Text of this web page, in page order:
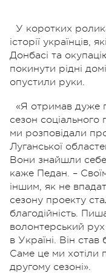
У коротких
історії українців,
Донбасі та
покинути рідні
опустили руки.
«Я отримав дуже
сезон соціального
ми розповідали
Луганської
Вони знайшли себе
каже Педан. –
іншим, як не
сезону проекту
благодійність.
волонтерський
в Україні. Він
Саме це ми хотіли
другому сезоні».